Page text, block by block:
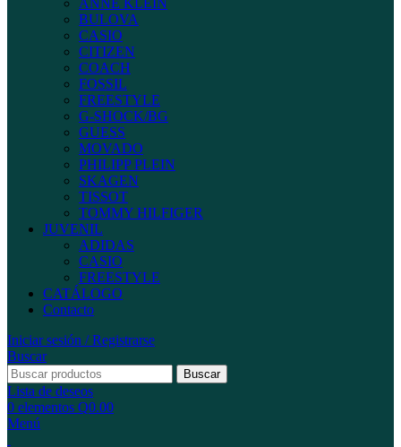
ANNE KLEIN
BULOVA
CASIO
CITIZEN
COACH
FOSSIL
FREESTYLE
G-SHOCK/BG
GUESS
MOVADO
PHILIPP PLEIN
SKAGEN
TISSOT
TOMMY HILFIGER
JUVENIL
ADIDAS
CASIO
FREESTYLE
CATÁLOGO
Contacto
Iniciar sesión / Registrarse
Buscar
Buscar
Lista de deseos
0 elementos Q0.00
Menú